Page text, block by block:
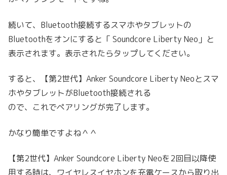
続いて、Bluetooth接続するスマホやタブレットの
Bluetoothをオンにすると「 Soundcore Liberty Neo」と
表示されます。表示されたらタップしてください。
すると、【第2世代】Anker Soundcore Liberty Neoとスマ
ホやタブレットがBluetooth接続される
ので、これでペアリングが完了します。
かなり簡単ですよね＾＾
【第2世代】Anker Soundcore Liberty Neoを2回目以降使
用する時は、ワイヤレスイヤホンを充電ケースから取り出